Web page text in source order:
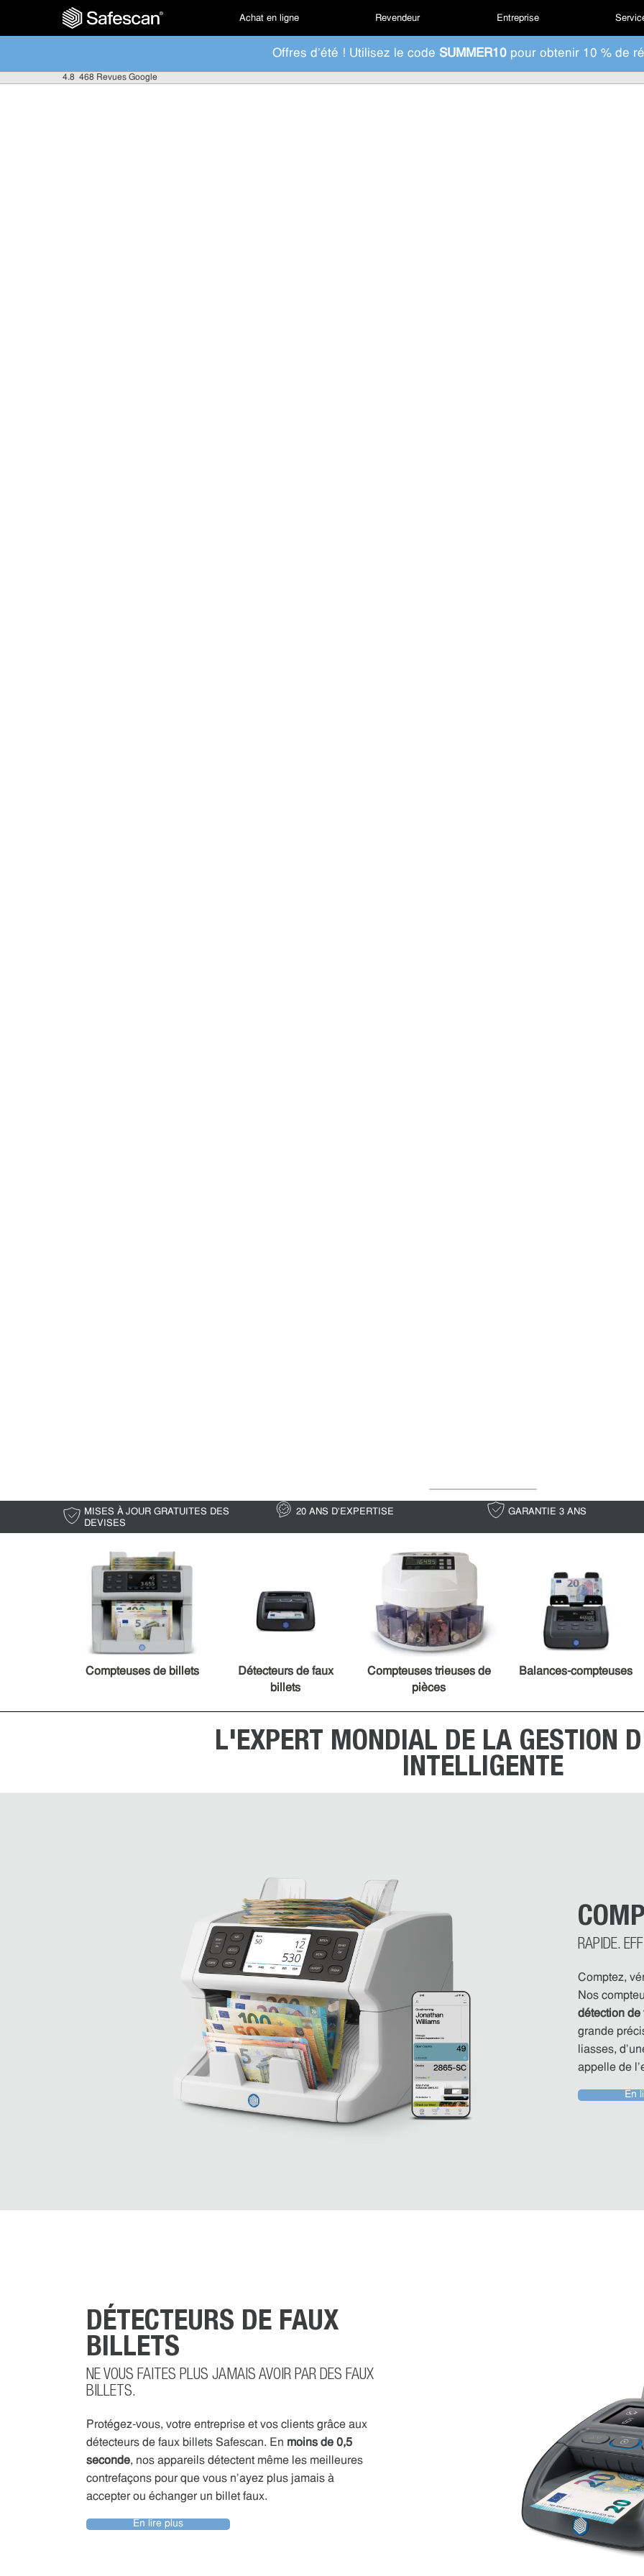
Achat en ligne Revendeur Entreprise
Offres d'été ! Utilisez le code SUMMER10 pour obtenir 10 % de
4.8 468 Revues Google
MISES À JOUR GRATUITES DES
DEVISES
20 ANS D'EXPERTISE GARANTIE 3 ANS
Compteuses de billets
Détecteurs de faux
billets
Compteuses trieuses de
pièces
Balances-compteuses
L'EXPERT MONDIAL DE LA GESTION
INTELLIGENTE
RAPIDE.
Comptez,
Nos
détection de
grande
liasses,
appelle de
En
DÉTECTEURS DE FAUX
BILLETS
NE VOUS FAITES PLUS JAMAIS AVOIR PAR DES FAUX
BILLETS.
Protégez-vous, votre entreprise et vos clients grâce aux
détecteurs de faux billets Safescan. En moins de 0,5
seconde, nos appareils détectent même les meilleures
contrefaçons pour que vous n’ayez plus jamais à
accepter ou échanger un billet faux.
En lire plus